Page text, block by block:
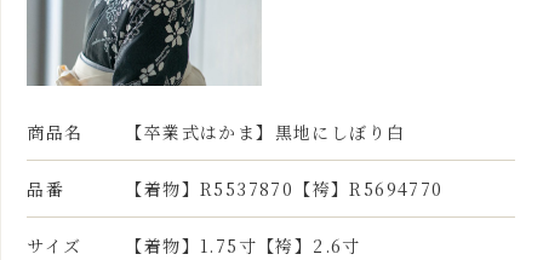
商品名 【卒業式はかま】黒地にしぼり白
品番 【着物】R5537870【袴】R5694770
サイズ 【着物】1.75寸【袴】2.6寸